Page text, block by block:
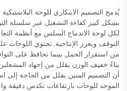
يُدمج التصميم الابتكاري للوحة
بشكل كبير كفاءة التشغيل عبر سلسلة
لكل لوحة الاندماج السلس مع أنظمة
التوقف ويعزز الإنتاجية. تحتوي
من استقرار الحمل بينما تحافظ على
بناءً خفيف الوزن يقلل من إجهاد
أن التصميم المتين يقلل من الحاجة إلى
الموحد للوحات بارتفاعات تكدس دقيقة